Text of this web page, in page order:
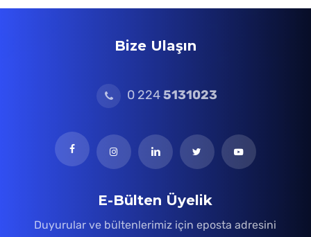
Bize Ulaşın
0 2245131023
E-Bülten Üyelik
Duyurular ve bültenlerimiz için eposta adresini